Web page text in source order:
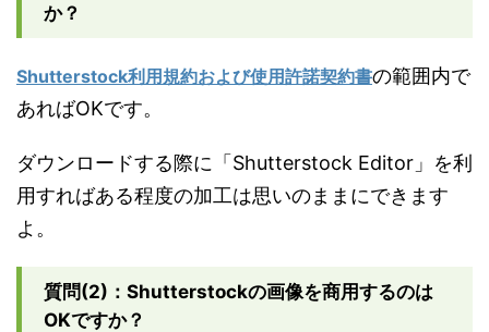
か？
Shutterstock利用規約および使用許諾契約書の範囲内で
あればOKです。
ダウンロードする際に「Shutterstock Editor」を利
用すればある程度の加工は思いのままにできます
よ。
質問(2)：Shutterstockの画像を商用するのは
OKですか？